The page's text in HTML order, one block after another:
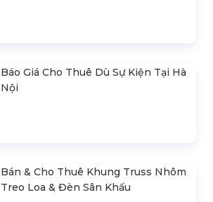
Báo Giá Cho Thuê Dù Sự Kiện Tại Hà
Nội
Bán & Cho Thuê Khung Truss Nhôm
Treo Loa & Đèn Sân Khấu